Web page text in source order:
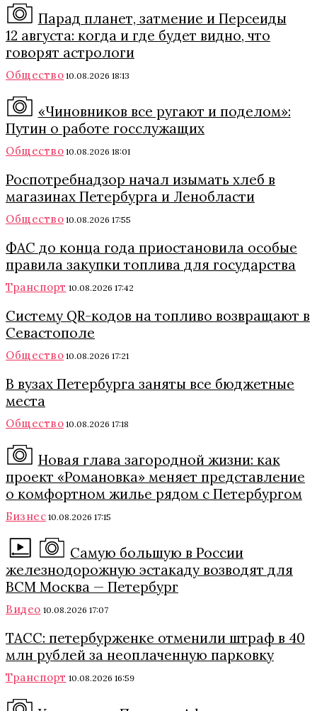
Парад планет, затмение и Персеиды
12 августа: когда и где будет видно, что
говорят астрологи
Общество 10.08.2026 18:13
«Чиновников все ругают и поделом»:
Путин о работе госслужащих
Общество 10.08.2026 18:01
Роспотребнадзор начал изымать хлеб в
магазинах Петербурга и Ленобласти
Общество 10.08.2026 17:55
ФАС до конца года приостановила особые
правила закупки топлива для государства
Транспорт 10.08.2026 17:42
Систему QR-кодов на топливо возвращают в
Севастополе
Общество 10.08.2026 17:21
В вузах Петербурга заняты все бюджетные
места
Общество 10.08.2026 17:18
Новая глава загородной жизни: как
проект «Романовка» меняет представление
о комфортном жилье рядом с Петербургом
Бизнес 10.08.2026 17:15
Самую большую в России
железнодорожную эстакаду возводят для
ВСМ Москва — Петербург
Видео 10.08.2026 17:07
ТАСС: петербурженке отменили штраф в 40
млн рублей за неоплаченную парковку
Транспорт 10.08.2026 16:59